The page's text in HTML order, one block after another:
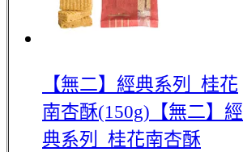
【無二】經典系列_桂花
南杏酥(150g) 【無二】經
典系列_桂花南杏酥